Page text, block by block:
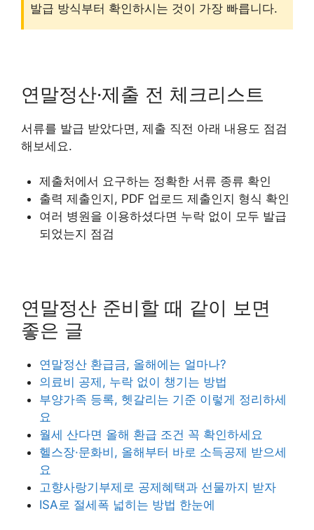
발급 방식부터 확인하시는 것이 가장 빠릅니다.
연말정산·제출 전 체크리스트
서류를 발급 받았다면, 제출 직전 아래 내용도 점검
해보세요.
제출처에서 요구하는 정확한 서류 종류 확인
출력 제출인지, PDF 업로드 제출인지 형식 확인
여러 병원을 이용하셨다면 누락 없이 모두 발급
되었는지 점검
연말정산 준비할 때 같이 보면
좋은 글
연말정산 환급금, 올해에는 얼마나?
의료비 공제, 누락 없이 챙기는 방법
부양가족 등록, 헷갈리는 기준 이렇게 정리하세
요
월세 산다면 올해 환급 조건 꼭 확인하세요
헬스장·문화비, 올해부터 바로 소득공제 받으세
요
고향사랑기부제로 공제혜택과 선물까지 받자
ISA로 절세폭 넓히는 방법 한눈에